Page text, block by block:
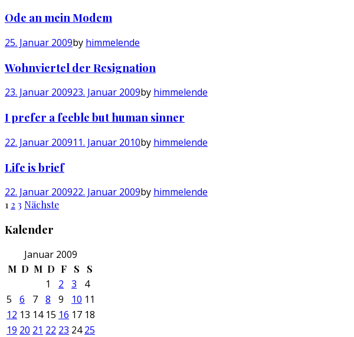
Ode an mein Modem
25. Januar 2009by himmelende
Wohnviertel der Resignation
23. Januar 200923. Januar 2009by himmelende
I prefer a feeble but human sinner
22. Januar 200911. Januar 2010by himmelende
Life is brief
22. Januar 200922. Januar 2009by himmelende
Seitennummerierung
der
1 2 3 Nächste
Kalender
Januar 2009
M D M D F S S
1 2 3
4
5
6 7 8 9 10 11
12 13 14 15 16 17 18
19 20 21 22 23 24 25